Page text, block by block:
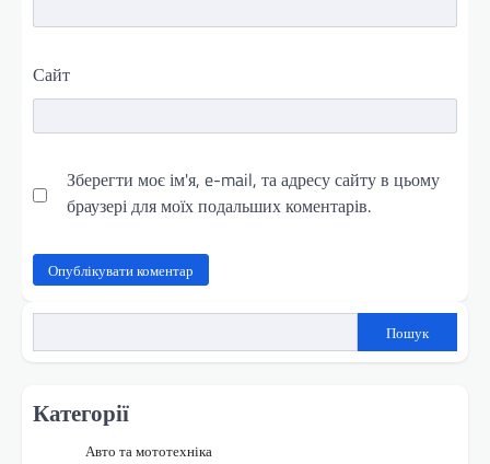
Сайт
Зберегти моє ім'я, e-mail, та адресу сайту в цьому
браузері для моїх подальших коментарів.
Пошук
Категорії
Авто та мототехніка